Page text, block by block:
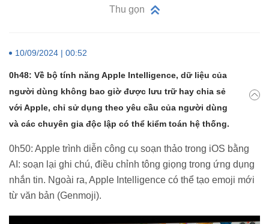
Thu gọn
10/09/2024 | 00:52
0h48: Về bộ tính năng Apple Intelligence, dữ liệu của
người dùng không bao giờ được lưu trữ hay chia sẻ
với Apple, chỉ sử dụng theo yêu cầu của người dùng
và các chuyên gia độc lập có thể kiểm toán hệ thống.
0h50: Apple trình diễn công cụ soạn thảo trong iOS bằng
AI: soạn lại ghi chú, điều chỉnh tông giọng trong ứng dụng
nhắn tin. Ngoài ra, Apple Intelligence có thể tạo emoji mới
từ văn bản (Genmoji).